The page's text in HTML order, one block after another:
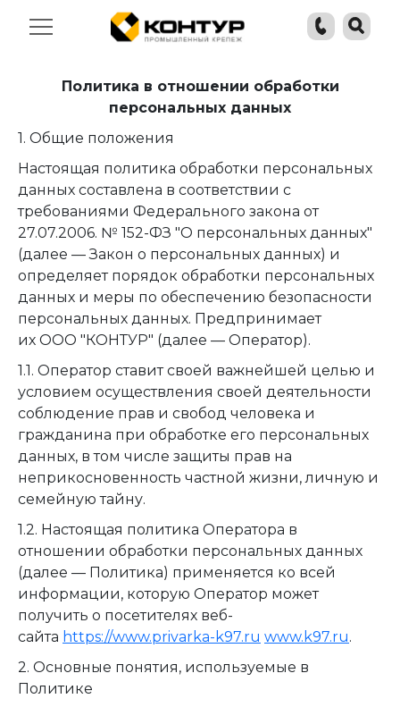
Политика в отношении обработки
персональных данных
1. Общие положения
Настоящая политика обработки персональных
данных составлена в соответствии с
требованиями Федерального закона от
27.07.2006. № 152-ФЗ "О персональных данных"
(далее — Закон о персональных данных) и
определяет порядок обработки персональных
данных и меры по обеспечению безопасности
персональных данных. Предпринимает
их ООО "КОНТУР" (далее — Оператор).
1.1. Оператор ставит своей важнейшей целью и
условием осуществления своей деятельности
соблюдение прав и свобод человека и
гражданина при обработке его персональных
данных, в том числе защиты прав на
неприкосновенность частной жизни, личную и
семейную тайну.
1.2. Настоящая политика Оператора в
отношении обработки персональных данных
(далее — Политика) применяется ко всей
информации, которую Оператор может
получить о посетителях веб-
сайта https://www.privarka-k97.ru www.k97.ru.
2. Основные понятия, используемые в
Политике